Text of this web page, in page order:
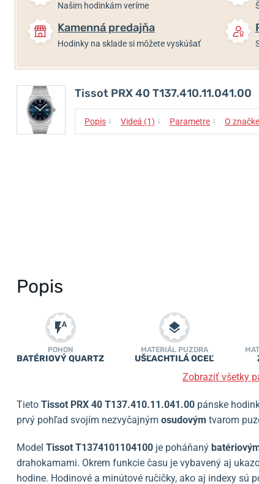
Našim hodinkám veríme
Kamenná predajňa
Hodinky na sklade si môžete vyskúšať
Tissot PRX 40 T137.410.11.041.00
Popis ↓ Videá (1) ↓ Parametre ↓ O značke
Popis
POHON
BATÉRIOVÝ QUARTZ
MATERIÁL PUZDRA
UŠĽACHTILÁ OCEĽ
Zobraziť všetky
Tieto Tissot PRX 40 T137.410.11.041.00 pánske
prvý pohľad svojím nezvyčajným osudovým tvarom
Model Tissot T1374101104100 je poháňaný
drahokamami. Okrem funkcie času je vybavený aj
hodine. Hodinové a minútové ručičky, ako aj indexy sú